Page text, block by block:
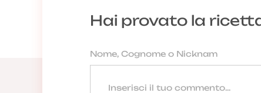
Hai provato la